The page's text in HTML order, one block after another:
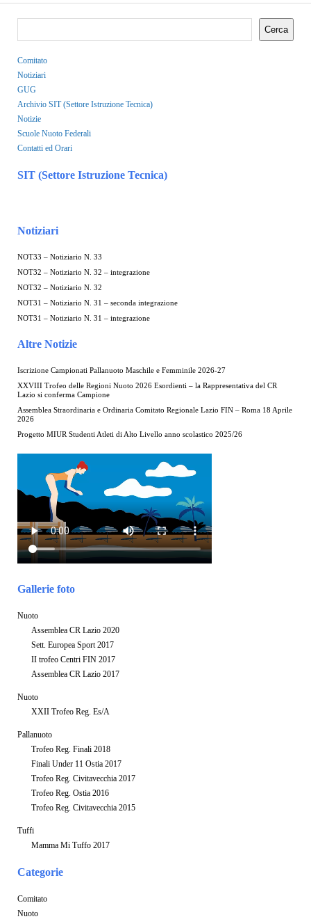
Cerca
Comitato
Notiziari
GUG
Archivio SIT (Settore Istruzione Tecnica)
Notizie
Scuole Nuoto Federali
Contatti ed Orari
SIT (Settore Istruzione Tecnica)
Notiziari
NOT33 – Notiziario N. 33
NOT32 – Notiziario N. 32 – integrazione
NOT32 – Notiziario N. 32
NOT31 – Notiziario N. 31 – seconda integrazione
NOT31 – Notiziario N. 31 – integrazione
Altre Notizie
Iscrizione Campionati Pallanuoto Maschile e Femminile 2026-27
XXVIII Trofeo delle Regioni Nuoto 2026 Esordienti – la Rappresentativa del CR
Lazio si conferma Campione
Assemblea Straordinaria e Ordinaria Comitato Regionale Lazio FIN – Roma 18 Aprile
2026
Progetto MIUR Studenti Atleti di Alto Livello anno scolastico 2025/26
Gallerie foto
Nuoto
Assemblea CR Lazio 2020
Sett. Europea Sport 2017
II trofeo Centri FIN 2017
Assemblea CR Lazio 2017
Nuoto
XXII Trofeo Reg. Es/A
Pallanuoto
Trofeo Reg. Finali 2018
Finali Under 11 Ostia 2017
Trofeo Reg. Civitavecchia 2017
Trofeo Reg. Ostia 2016
Trofeo Reg. Civitavecchia 2015
Tuffi
Mamma Mi Tuffo 2017
Categorie
Comitato
Nuoto